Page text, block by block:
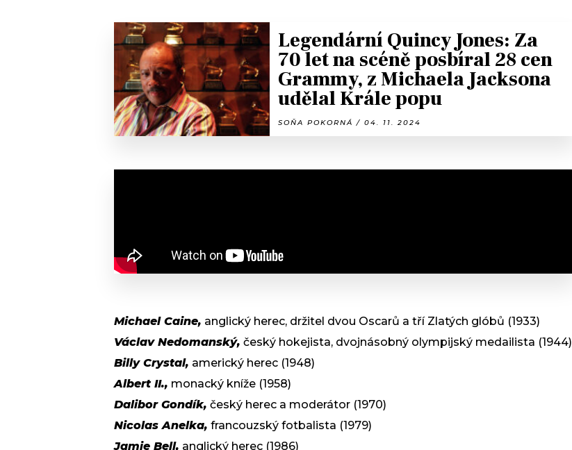
Legendární Quincy Jones: Za
70 let na scéně posbíral 28 cen
Grammy, z Michaela Jacksona
udělal Krále popu
SOŇA POKORNÁ / 04. 11. 2024
Michael Caine, anglický herec, držitel dvou Oscarů a tří Zlatých glóbů (1933)
Václav Nedomanský, český hokejista, dvojnásobný olympijský medailista (1944)
Billy Crystal, americký herec (1948)
Albert II., monacký kníže (1958)
Dalibor Gondík, český herec a moderátor (1970)
Nicolas Anelka, francouzský fotbalista (1979)
Jamie Bell, anglický herec (1986)